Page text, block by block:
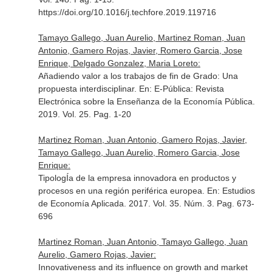
https://doi.org/10.1016/j.techfore.2019.119716
Tamayo Gallego, Juan Aurelio, Martinez Roman, Juan
Antonio, Gamero Rojas, Javier, Romero Garcia, Jose
Enrique, Delgado Gonzalez, Maria Loreto:
Añadiendo valor a los trabajos de fin de Grado: Una
propuesta interdisciplinar. En: E-Pública: Revista
Electrónica sobre la Enseñanza de la Economía Pública
2019. Vol. 25. Pag. 1-20
Martinez Roman, Juan Antonio, Gamero Rojas, Javier,
Tamayo Gallego, Juan Aurelio, Romero Garcia, Jose
Enrique:
TipologÍa de la empresa innovadora en productos y
procesos en una región periférica europea. En: Estudios
de Economía Aplicada . 2017. Vol. 35. Núm. 3. Pag. 673-
696
Martinez Roman, Juan Antonio, Tamayo Gallego, Juan
Aurelio, Gamero Rojas, Javier:
Innovativeness and its influence on growth and market